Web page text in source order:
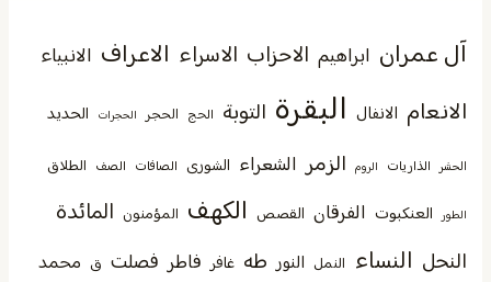
آل عمران ابراهيم الاحزاب الاسراء الاعراف الانبياء
الانعام الانفال البقرة التوبة الحج الحجر الحجرات الحديد
الحشر الذاريات الروم الزمر الشعراء الشورى الصافات الصف الطلاق
الطور العنكبوت الفرقان القصص الكهف المؤمنون المائدة
النحل النساء النمل النور طه غافر فاطر فصلت ق محمد